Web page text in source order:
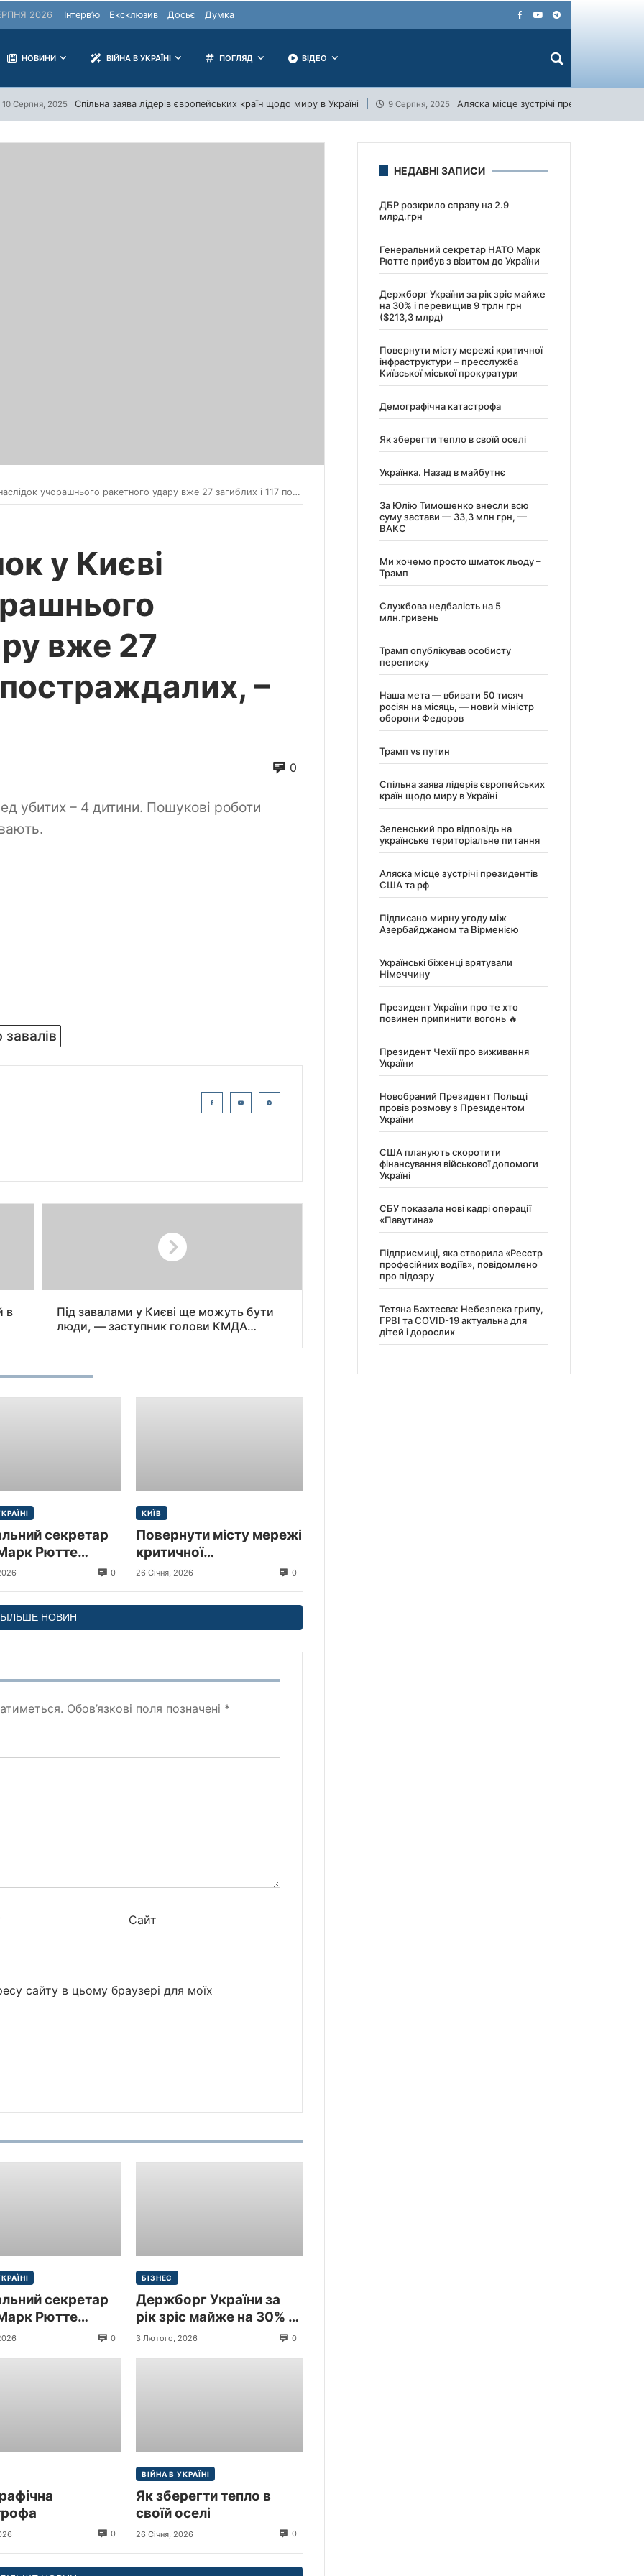
2026 Інтерв’ю Ексклюзив Досьє Думка
НОВИНИ ВІЙНА В УКРАЇНІ ПОГЛЯД ВІДЕО
10 Серпня, 2025 Спільна заява лідерів європейських країн щодо миру в Україні 9 Серпня, 2025 Аляска місце зустрічі президентів США
учорашнього ракетного удару вже 27 загиблих і 117 постраждалих, – КМВА
у Києві
вже 27
постраждалих, –
0
убитих – 4 дитини. Пошукові роботи
завалів
в
Під завалами у Києві ще можуть бути
люди, — заступник голови КМДА
секретар
Рютте
візитом до
0
КИЇВ
Повернути місту мережі
критичної
інфраструктури –
міської прокуратури
26 Січня, 2026 0
БІЛЬШЕ НОВИН
Обов’язкові поля позначені *
Сайт
сайту в цьому браузері для моїх
секретар
Рютте
візитом до
0
БІЗНЕС
Держборг України за
рік зріс майже на 30% і
перевищив 9 трлн грн
3 Лютого, 2026 0
0
ВІЙНА В УКРАЇНІ
Як зберегти тепло в
своїй оселі
26 Січня, 2026 0
НЕДАВНІ ЗАПИСИ
ДБР розкрило справу на 2.9
млрд.грн
Генеральний секретар НАТО Марк
Рютте прибув з візитом до України
Держборг України за рік зріс майже
на 30% і перевищив 9 трлн грн
($213,3 млрд)
Повернути місту мережі критичної
інфраструктури – пресслужба
Київської міської прокуратури
Демографічна катастрофа
Як зберегти тепло в своїй оселі
Українка. Назад в майбутнє
За Юлію Тимошенко внесли всю
суму застави — 33,3 млн грн, —
ВАКС
Ми хочемо просто шматок льоду –
Трамп
Службова недбалість на 5
млн.гривень
Трамп опублікував особисту
переписку
Наша мета — вбивати 50 тисяч
росіян на місяць, — новий міністр
оборони Федоров
Трамп vs путин
Спільна заява лідерів європейських
країн щодо миру в Україні
Зеленський про відповідь на
українське територіальне питання
Аляска місце зустрічі президентів
США та рф
Підписано мирну угоду між
Азербайджаном та Вірменією
Українські біженці врятували
Німеччину
Президент України про те хто
повинен припинити вогонь 🔥
Президент Чехії про виживання
України
Новобраний Президент Польщі
провів розмову з Президентом
України
США планують скоротити
фінансування військової допомоги
Україні
СБУ показала нові кадрі операції
«Павутина»
Підприємиці, яка створила «Реєстр
професійних водіїв», повідомлено
про підозру
Тетяна Бахтеєва: Небезпека грипу,
ГРВІ та COVID-19 актуальна для
дітей і дорослих